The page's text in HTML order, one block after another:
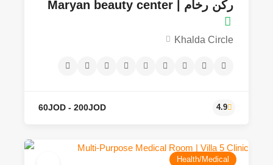
ركن رخام | Maryan beauty center
Khalda Circle
Health/Medical